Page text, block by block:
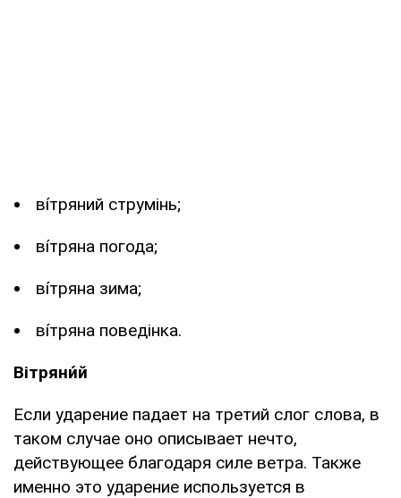
вíтряний струмінь;
вíтряна погода;
вíтряна зима;
вíтряна поведінка.
Вітряни́й
Если ударение падает на третий слог слова, в
таком случае оно описывает нечто,
действующее благодаря силе ветра. Также
именно это ударение используется в